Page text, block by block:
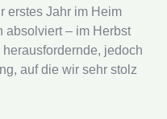
erstes Jahr im Heim
absolviert – im Herbst
jedoch
auf die wir sehr stolz